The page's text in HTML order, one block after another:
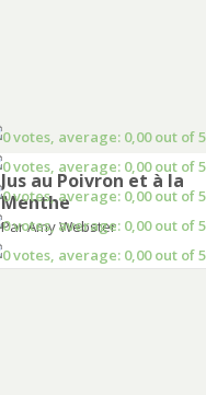
Jus au Poivron et à la
Menthe
Par Amy Webster